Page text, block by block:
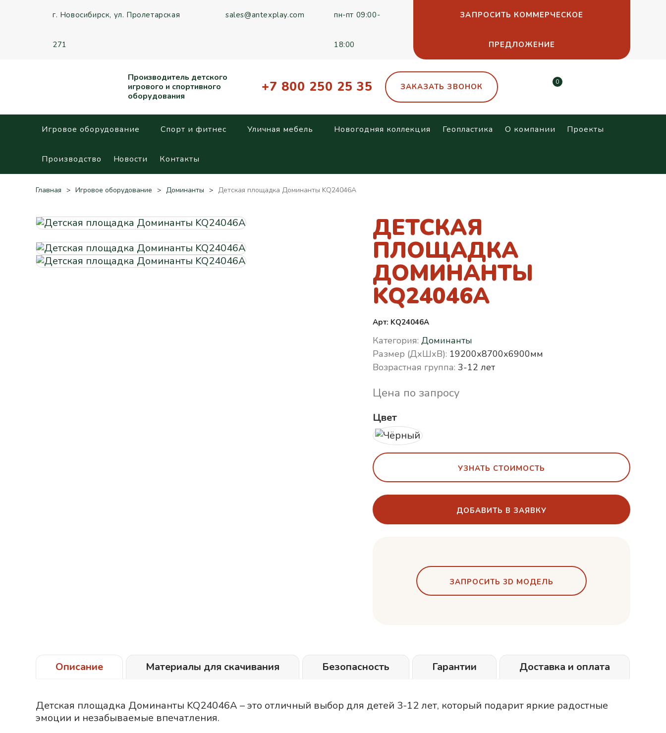
г. Новосибирск, ул. Пролетарская
271
sales@antexplay.com пн-пт 09:00-
18:00
ЗАПРОСИТЬ КОММЕРЧЕСКОЕ
ПРЕДЛОЖЕНИЕ
Производитель детского
игрового и спортивного
оборудования
+7 800 250 25 35 ЗАКАЗАТЬ ЗВОНОК 0
Игровое оборудование Спорт и фитнес Уличная мебель Новогодняя коллекция Геопластика О компании Проекты
Производство Новости Контакты
Главная Игровое оборудование Доминанты Детская площадка Доминанты KQ24046A
ДЕТСКАЯ
ПЛОЩАДКА
ДОМИНАНТЫ
KQ24046A
Арт: KQ24046A
Категория: Доминанты
Размер (ДхШхВ): 19200х8700х6900мм
Возрастная группа: 3-12 лет
Цена по запросу
Цвет
УЗНАТЬ СТОИМОСТЬ
ДОБАВИТЬ В ЗАЯВКУ
ЗАПРОСИТЬ 3D МОДЕЛЬ
Описание Материалы для скачивания Безопасность Гарантии Доставка и оплата
Детская площадка Доминанты KQ24046A – это отличный выбор для детей 3-12 лет, который подарит яркие радостные
эмоции и незабываемые впечатления.